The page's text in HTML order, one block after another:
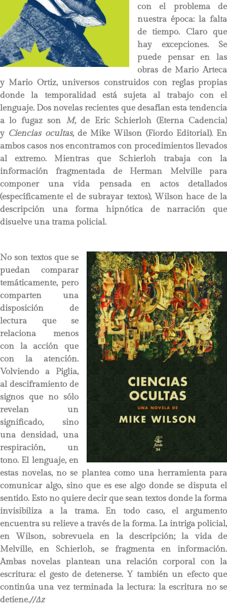
con el problema de
nuestra época: la falta
de tiempo. Claro que
hay excepciones. Se
puede pensar en las
obras de Mario Arteca
y Mario Ortiz, universos construidos con reglas propias
donde la temporalidad está sujeta al trabajo con el
lenguaje. Dos novelas recientes que desafían esta tendencia
a lo fugaz son M,de Eric Schierloh (Eterna Cadencia)
y Ciencias ocultas,de Mike Wilson (Fiordo Editorial). En
ambos casos nos encontramos con procedimientos llevados
al extremo. Mientras que Schierloh trabaja con la
información fragmentada de Herman Melville para
componer una vida pensada en actos detallados
(específicamente el de subrayar textos), Wilson hace de la
descripción una forma hipnótica de narración que
disuelve una trama policial.
No son textos que se
puedan comparar
temáticamente, pero
comparten una
disposición de
lectura que se
relaciona menos
con la acción que
con la atención.
Volviendo a Piglia,
al desciframiento de
signos que no sólo
revelan un
significado, sino
una densidad, una
respiración, un
tono. El lenguaje, en
estas novelas, no se plantea como una herramienta para
comunicar algo, sino que es ese algo donde se disputa el
sentido. Esto no quiere decir que sean textos donde la forma
invisibiliza a la trama. En todo caso, el argumento
encuentra su relieve a través de la forma. La intriga policial,
en Wilson, sobrevuela en la descripción; la vida de
Melville, en Schierloh, se fragmenta en información.
Ambas novelas plantean una relación corporal con la
escritura: el gesto de detenerse. Y también un efecto que
continúa una vez terminada la lectura: la escritura no se
detiene.//∆z